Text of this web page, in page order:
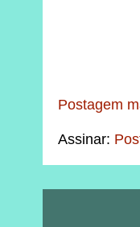
Postagem
Assinar: